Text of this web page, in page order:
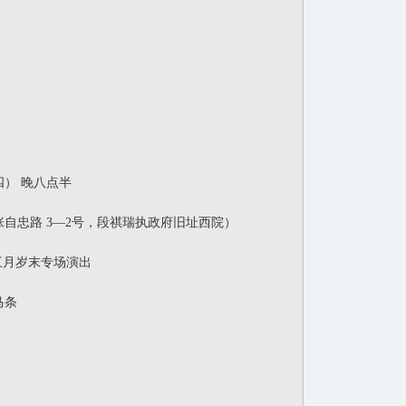
晚八点半
路 3—2号，段祺瑞执政府旧址西院）
岁末专场演出